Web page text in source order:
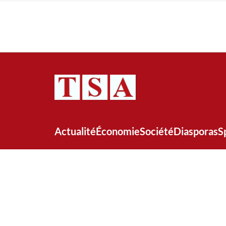
ActualitéÉconomieSociétéDiasporas